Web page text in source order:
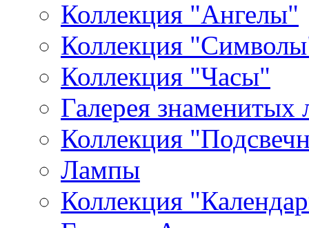
Коллекция "Ангелы"
Коллекция
Коллекция "Часы"
Галерея знаменитых
Коллекция
Лампы
Коллекция